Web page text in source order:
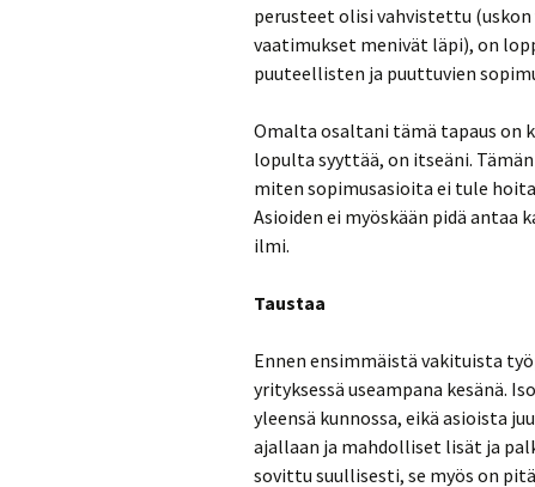
perusteet olisi vahvistettu
vaatimukset menivät läpi), on
puuteellisten ja puuttuvien
Omalta osaltani tämä tapaus on
lopulta syyttää, on itseäni.
miten sopimusasioita ei tule
Asioiden ei myöskään pidä antaa
ilmi.
Taustaa
Ennen ensimmäistä vakituista
yrityksessä useampana kesänä.
yleensä kunnossa, eikä asioista
ajallaan ja mahdolliset lisät ja
sovittu suullisesti, se myös on